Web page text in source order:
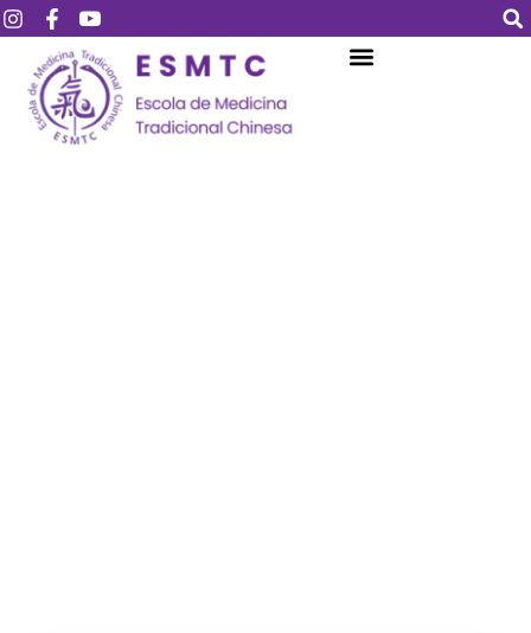
Login Assinar
Login